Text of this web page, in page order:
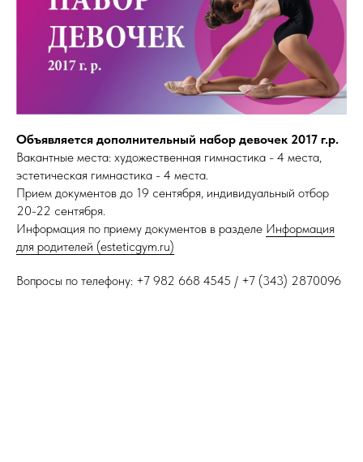
Объявляется дополнительный набор девочек 2017 г.р.
Вакантные места: художественная гимнастика - 4 места,
эстетическая гимнастика - 4 места.
Прием документов до 19 сентября, индивидуальный отбор
20-22 сентября.
Информация по приему документов в разделе Информация
для родителей (esteticgym.ru)
Вопросы по телефону: +7 982 668 4545 / +7 (343) 2870096